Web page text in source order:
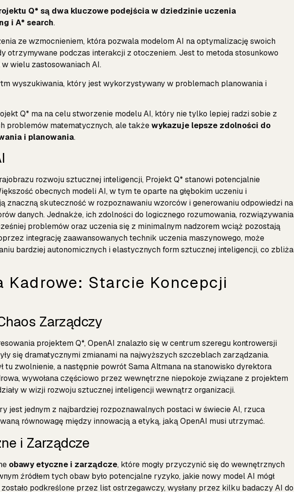
Q* są dwa kluczowe podejścia w dziedzinie uczenia
i A* search.
ze wzmocnieniem, która pozwala modelom AI na optymalizację swoich
otrzymywane podczas interakcji z otoczeniem. Jest to metoda stosunkowo
wielu zastosowaniach AI.
wyszukiwania, który jest wykorzystywany w problemach planowania i
Q* ma na celu stworzenie modelu AI, który nie tylko lepiej radzi sobie z
problemów matematycznych, ale takżewykazuje lepsze zdolności do
i planowania.
rozwoju sztucznej inteligencji, Projekt Q* stanowi potencjalnie
obecnych modeli AI, w tym te oparte na głębokim uczeniu i
znaczną skuteczność w rozpoznawaniu wzorców i generowaniu odpowiedzi na
danych. Jednakże, ich zdolności do logicznego rozumowania, rozwiązywania
problemów oraz uczenia się z minimalnym nadzorem wciąż pozostają
integrację zaawansowanych technik uczenia maszynowego, może
bardziej autonomicznych i elastycznych form sztucznej inteligencji, co zbliża
Kadrowe: Starcie Koncepcji
Zarządczy
projektem Q*, OpenAI znalazło się w centrum szeregu kontrowersji
się dramatycznymi zmianami na najwyższych szczeblach zarządzania.
tu zwolnienie, a następnie powrót Sama Altmana na stanowisko dyrektora
wywołana częściowo przez wewnętrzne niepokoje związane z projektem
w wizji rozwoju sztucznej inteligencji wewnątrz organizacji.
jest jednym z najbardziej rozpoznawalnych postaci w świecie AI, rzuca
równowagę między innowacją a etyką, jaką OpenAI musi utrzymać.
i Zarządcze
obawy etyczne i zarządcze, które mogły przyczynić się do wewnętrznych
źródłem tych obaw było potencjalne ryzyko, jakie nowy model AI mógł
podkreślone przez list ostrzegawczy, wysłany przez kilku badaczy AI do